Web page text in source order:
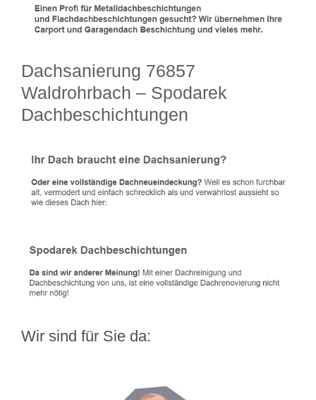
Dachsanierung 76857
Waldrohrbach – Spodarek
Dachbeschichtungen
Wir sind für Sie da: